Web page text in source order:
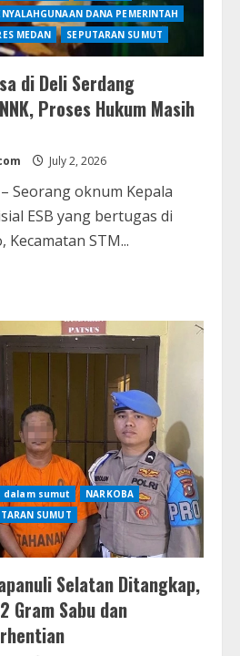
DANA PEMERINTAH
MEDAN SEPUTARAN SUMUT
di Deli Serdang
Proses Hukum Masih
July 2, 2026
– Seorang oknum Kepala
ESB yang bertugas di
Kecamatan STM...
dalam sumut
NARKOBA
SUMUT
Selatan Ditangkap,
Gram Sabu dan